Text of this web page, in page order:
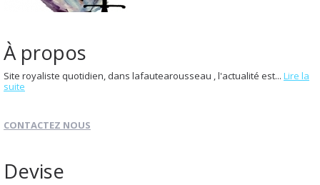
À propos
Site royaliste quotidien, dans lafautearousseau , l'actualité est... Lire la
suite
CONTACTEZ NOUS
Devise